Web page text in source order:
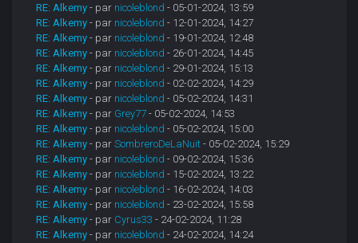
RE: Alkemy - par nicoleblond - 05-01-2024, 13:59
RE: Alkemy - par nicoleblond - 12-01-2024, 14:27
RE: Alkemy - par nicoleblond - 19-01-2024, 12:48
RE: Alkemy - par nicoleblond - 26-01-2024, 14:45
RE: Alkemy - par nicoleblond - 29-01-2024, 15:13
RE: Alkemy - par nicoleblond - 02-02-2024, 14:29
RE: Alkemy - par nicoleblond - 05-02-2024, 14:31
RE: Alkemy - par Grey77 - 05-02-2024, 14:53
RE: Alkemy - par nicoleblond - 05-02-2024, 15:00
RE: Alkemy - parSombreroDeLaNuit - 05-02-2024, 15:29
RE: Alkemy - par nicoleblond - 09-02-2024, 15:36
RE: Alkemy - par nicoleblond - 15-02-2024, 13:22
RE: Alkemy - par nicoleblond - 16-02-2024, 14:03
RE: Alkemy - par nicoleblond - 23-02-2024, 15:58
RE: Alkemy - par Cyrus33 - 24-02-2024, 11:28
RE: Alkemy - par nicoleblond - 24-02-2024, 14:24